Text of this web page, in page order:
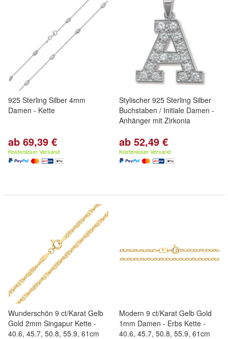
925 Sterling Silber 4mm
Damen - Kette
ab 69,39 €
Kostenloser Versand
Stylischer 925 Sterling Silber
Buchstaben / Initiale Damen -
Anhänger mit Zirkonia
ab 52,49 €
Kostenloser Versand
Wunderschön 9 ct/Karat Gelb
Gold 2mm Singapur Kette -
40.6, 45.7, 50.8, 55.9, 61cm
Modern 9 ct/Karat Gelb Gold
1mm Damen - Erbs Kette -
40.6, 45.7, 50.8, 55.9, 61cm